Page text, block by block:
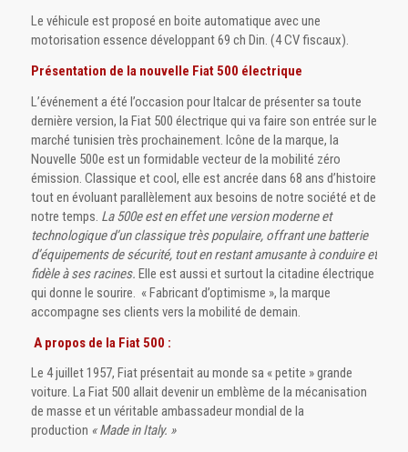
Le véhicule est proposé en boite automatique avec une
motorisation essence développant 69 ch Din. (4 CV fiscaux).
Présentation de la nouvelle Fiat 500 électrique
L’événement a été l’occasion pour Italcar de présenter sa toute
dernière version, la Fiat 500 électrique qui va faire son entrée sur le
marché tunisien très prochainement. Icône de la marque, la
Nouvelle 500e est un formidable vecteur de la mobilité zéro
émission. Classique et cool, elle est ancrée dans 68 ans d’histoire
tout en évoluant parallèlement aux besoins de notre société et de
notre temps. La 500e est en effet une version moderne et
technologique d’un classique très populaire, offrant une batterie
d’équipements de sécurité, tout en restant amusante à conduire et
fidèle à ses racines. Elle est aussi et surtout la citadine électrique
qui donne le sourire. « Fabricant d’optimisme », la marque
accompagne ses clients vers la mobilité de demain.
A propos de la Fiat 500 :
Le 4 juillet 1957, Fiat présentait au monde sa « petite » grande
voiture. La Fiat 500 allait devenir un emblème de la mécanisation
de masse et un véritable ambassadeur mondial de la
production « Made in Italy. »